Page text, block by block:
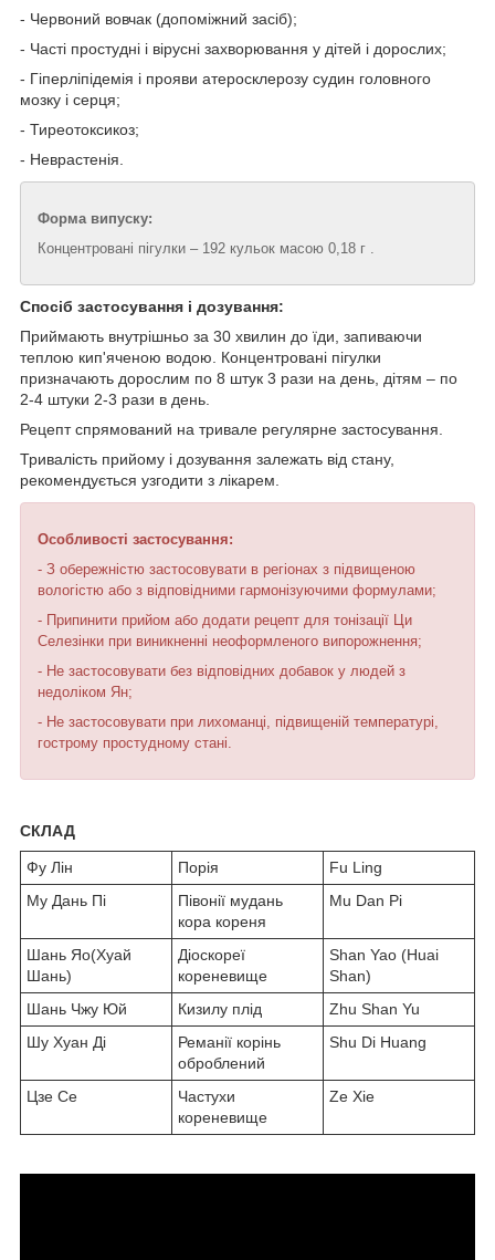
- Червоний вовчак (допоміжний засіб);
- Часті простудні і вірусні захворювання у дітей і дорослих;
- Гіперліпідемія і прояви атеросклерозу судин головного
мозку і серця;
- Тиреотоксикоз;
- Неврастенія.
Форма випуску:
Концентровані пігулки – 192 кульок масою 0,18 г .
Спосіб застосування і дозування:
Приймають внутрішньо за 30 хвилин до їди, запиваючи
теплою кип'яченою водою. Концентровані пігулки
призначають дорослим по 8 штук 3 рази на день, дітям – по
2-4 штуки 2-3 рази в день.
Рецепт спрямований на тривале регулярне застосування.
Тривалість прийому і дозування залежать від стану,
рекомендується узгодити з лікарем.
Особливості застосування:
- З обережністю застосовувати в регіонах з підвищеною
вологістю або з відповідними гармонізуючими формулами;
- Припинити прийом або додати рецепт для тонізації Ци
Селезінки при виникненні неоформленого випорожнення;
- Не застосовувати без відповідних добавок у людей з
недоліком Ян;
- Не застосовувати при лихоманці, підвищеній температурі,
гострому простудному стані.
СКЛАД
Фу Лін Порія
Fu Ling
Му Дань Пі
Півонії мудань
кора кореня
Mu Dan Pi
Шань Яо(Хуай
Шань)
Діоскореї
кореневище
Shan Yao (Huai
Shan)
Шань Чжу Юй
Кизилу плід
Zhu Shan Yu
Шу Хуан Ді
Реманії корінь
оброблений
Shu Di Huang
Цзе Се
Частухи
кореневище
Ze Xie